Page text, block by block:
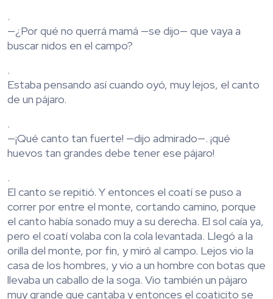
.
—¿Por qué no querrá mamá —se dijo— que vaya a
buscar nidos en el campo?
.
Estaba pensando así cuando oyó, muy lejos, el canto
de un pájaro.
.
—¡Qué canto tan fuerte! —dijo admirado—. ¡qué
huevos tan grandes debe tener ese pájaro!
.
El canto se repitió. Y entonces el coatí se puso a
correr por entre el monte, cortando camino, porque
el canto había sonado muy a su derecha. El sol caía ya,
pero el coatí volaba con la cola levantada. Llegó a la
orilla del monte, por fin, y miró al campo. Lejos vio la
casa de los hombres, y vio a un hombre con botas que
llevaba un caballo de la soga. Vio también un pájaro
muy grande que cantaba y entonces el coaticito se